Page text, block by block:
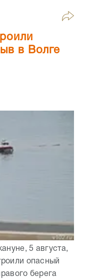
в Волге
5 августа,
опасный
берега